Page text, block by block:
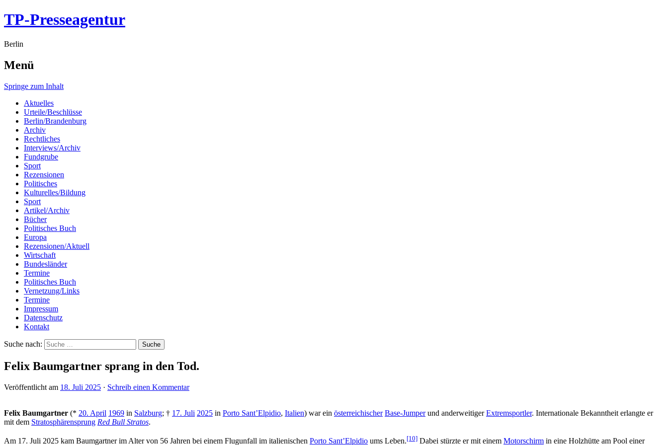
TP-Presseagentur
Berlin
Menü
Springe zum Inhalt
Aktuelles
Urteile/Beschlüsse
Berlin/Brandenburg
Archiv
Rechtliches
Interviews/Archiv
Fundgrube
Sport
Rezensionen
Politisches
Kulturelles/Bildung
Sport
Artikel/Archiv
Bücher
Politisches Buch
Europa
Rezensionen/Aktuell
Wirtschaft
Bundesländer
Termine
Politisches Buch
Vernetzung/Links
Termine
Impressum
Datenschutz
Kontakt
Suche nach:
Felix Baumgartner sprang in den Tod.
Veröffentlicht am 18. Juli 2025 · Schreib einen Kommentar
Felix Baumgartner (* 20. April 1969 in Salzburg; † 17. Juli 2025 in Porto Sant’Elpidio, Italien) war ein österreichischer Base-Jumperund anderweitigerExtremsportler. Internationale Bekanntheit erlangte er
mit dem Stratosphärensprung Red Bull Stratos.
Am 17. Juli 2025 kam Baumgartner im Alter von 56 Jahren bei einem Flugunfall im italienischen Porto Sant’Elpidio ums Leben.[10] Dabei stürzte er mit einem Motorschirm in eine Holzhütte am Pool einer